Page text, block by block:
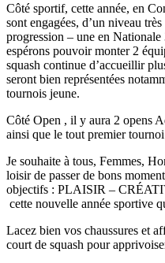
Côté sportif, cette année, en
sont engagées, d’un niveau
progression – une en
espérons pouvoir monter 2
squash continue d’accueillir
seront bien représentées
tournois jeune.
Côté Open , il y aura 2 opens
ainsi que le tout premier
Je souhaite à tous, Femmes,
loisir de passer de bons
objectifs : PLAISIR –
cette nouvelle année sportive
Lacez bien vos chaussures et
court de squash pour